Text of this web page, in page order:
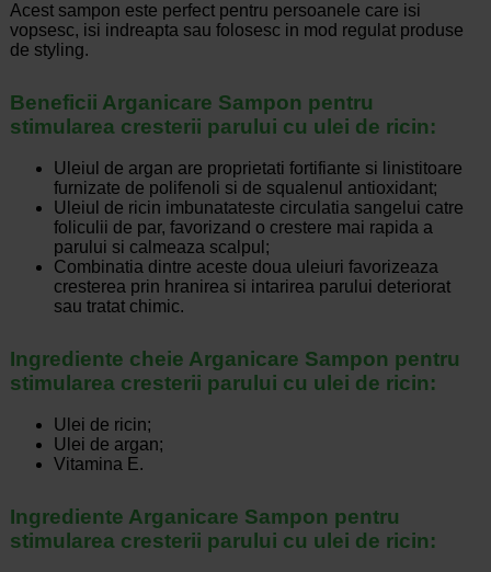
Acest sampon este perfect pentru persoanele care isi
vopsesc, isi indreapta sau folosesc in mod regulat produse
de styling.
Beneficii Arganicare Sampon pentru
stimularea cresterii parului cu ulei de ricin:
Uleiul de argan are proprietati fortifiante si linistitoare
furnizate de polifenoli si de squalenul antioxidant;
Uleiul de ricin imbunatateste circulatia sangelui catre
foliculii de par, favorizand o crestere mai rapida a
parului si calmeaza scalpul;
Combinatia dintre aceste doua uleiuri favorizeaza
cresterea prin hranirea si intarirea parului deteriorat
sau tratat chimic.
Ingrediente cheie Arganicare Sampon pentru
stimularea cresterii parului cu ulei de ricin:
Ulei de ricin;
Ulei de argan;
Vitamina E.
Ingrediente Arganicare Sampon pentru
stimularea cresterii parului cu ulei de ricin: